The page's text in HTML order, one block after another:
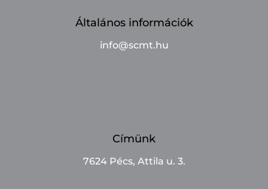
Általános információk
info@scmt.hu
Címünk
7624 Pécs, Attila u. 3.